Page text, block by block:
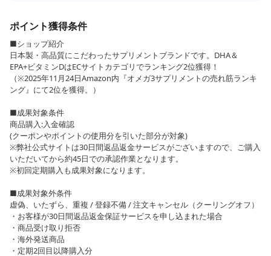
ポイント獲得条件
■ショップ紹介
日本製・高品質にこだわったサプリメントブランドです。DHA＆
EPA+ビタミンDはECサイトカテゴリでランキング2位獲得！
（※2025年11月24日Amazon内『オメガ3サプリメントの売れ筋ランキ
ング』にて2位を獲得。）
■成果対象条件
商品購入:入金確認
(クーポンやポイントの使用分を引いた部分が対象)
※弊社公式サイトは30日間返品返金サービスがございますので、ご購入
いただいてから約45日での承認作業となります。
※初回定期購入も成果対象になります。
■成果対象外条件
虚偽、いたずら、重複 / 登録不備 / 注文キャンセル（クーリングオフ）
・お客様が30日間返品返金保証サービスを申し込まれた場合
・商品受け取り拒否
・海外発送商品
・定期2回目以降購入分